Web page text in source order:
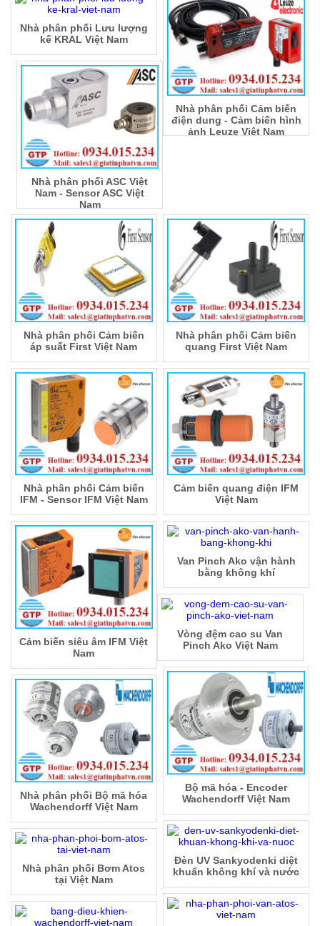
Nhà phân phối Cảm biến
điện dung - Cảm biến hình
ảnh Leuze Việt Nam
Nhà phân phối Lưu lượng
kế KRAL Việt Nam
Nhà phân phối ASC Việt
Nam - Sensor ASC Việt
Nam
Nhà phân phối Cảm biến
áp suất First Việt Nam
Nhà phân phối Cảm biến
quang First Việt Nam
Nhà phân phối Cảm biến
IFM - Sensor IFM Việt Nam
Cảm biến quang điện IFM
Việt Nam
Cảm biến siêu âm IFM Việt
Nam
Van Pinch Ako vận hành
bằng không khí
Vòng đệm cao su Van
Pinch Ako Việt Nam
Bộ mã hóa - Encoder
Wachendorff Việt Nam
Nhà phân phối Bộ mã hóa
Wachendorff Việt Nam
Đèn UV Sankyodenki diệt
khuẩn không khí và nước
Nhà phân phối Bơm Atos
tại Việt Nam